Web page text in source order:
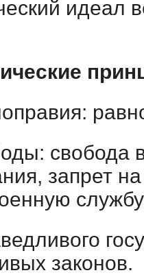
идеал
свобода
запрет
законов.